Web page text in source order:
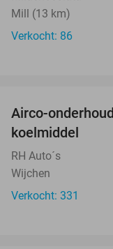
Mill (13 km)
Verkocht: 86
Airco-
koelmiddel
RH Auto´s
Wijchen
Verkocht: 331